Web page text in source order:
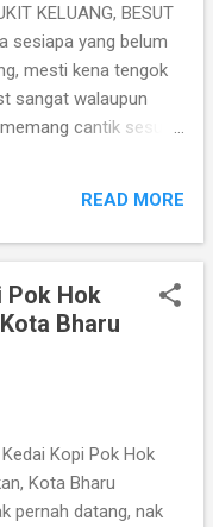
KELUANG, BESUT
sesiapa yang belum
mesti kena tengok
sangat walaupun
cantik sesuai
playlist?
READ MORE
Pok Hok
Bharu
Kopi Pok Hok
Kota Bharu
pernah datang, nak